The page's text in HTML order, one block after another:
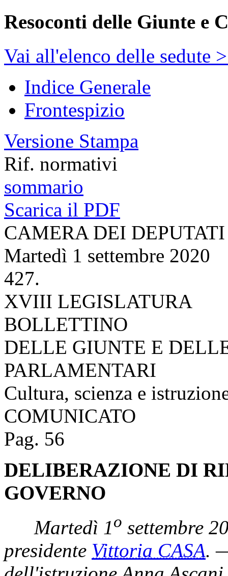
Resoconti delle Giunte e
Vai all'elenco delle sedute
Indice Generale
Frontespizio
Versione Stampa
Rif. normativi
sommario
Scarica il PDF
CAMERA DEI DEPUTATI
Martedì 1 settembre 2020
427.
XVIII LEGISLATURA
BOLLETTINO
DELLE GIUNTE E
PARLAMENTARI
Cultura, scienza e
COMUNICATO
Pag. 56
DELIBERAZIONE DI
GOVERNO
Martedì 1o settembre
presidente Vittoria CASA.